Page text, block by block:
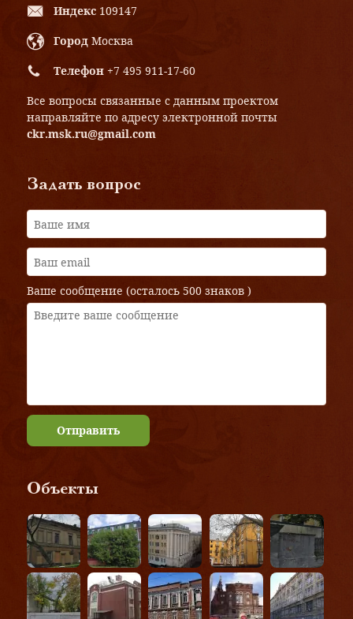
Индекс 109147
Город Москва
Телефон +7 495 911-17-60
Все вопросы связанные с данным проектом
направляйте по адресу электронной почты
ckr.msk.ru@gmail.com
Задать вопрос
Ваше сообщение (осталось 500 знаков )
Отправить
Объекты